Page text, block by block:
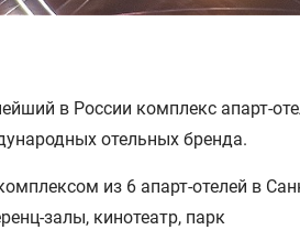
в России комплекс апарт-
отельных бренда.
из 6 апарт-отелей в
залы, кинотеатр, парк